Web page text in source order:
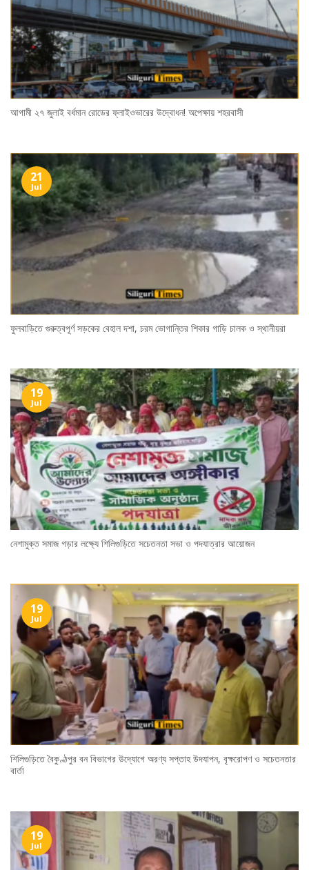
আগামী ২৭ জুলাই বর্ধমান রোডের ফ্লাইওভারের উদ্বোধন! অপেক্ষায় শহরবাসী
ফুলবাড়িতে গুরুত্বপূর্ণ সড়কের বেহাল দশা, চরম ভোগান্তির শিকার গাড়ি চালক ও স্থানীয়রা
21
Jul
নেশামুক্ত সমাজ গড়ার লক্ষ্যে শিলিগুড়িতে সচেতনতা সভা ও পদযাত্রার আয়োজন
19
Jul
শিলিগুড়িতে বৈকুণ্ঠপুর বন বিভাগের উদ্যোগে অরণ্য সপ্তাহ উদযাপন, বৃক্ষরোপণ ও সচেতনতার
বার্তা
19
Jul
19
Jul